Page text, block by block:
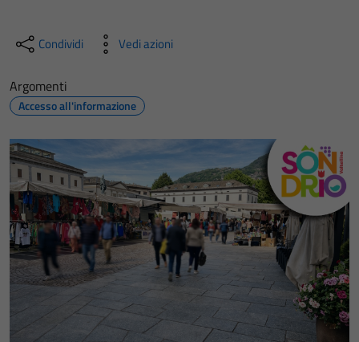
Condividi Vedi azioni
Argomenti
Accesso all'informazione